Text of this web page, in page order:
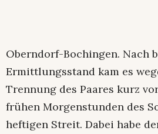
Oberndorf-Bochingen. Nach
Ermittlungsstand kam es
Trennung des Paares kurz
frühen Morgenstunden des
heftigen Streit. Dabei habe